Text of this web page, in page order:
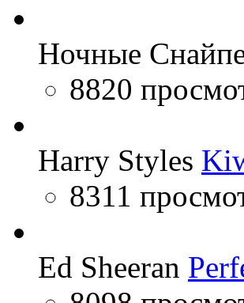
Ночные
8820
Harry Styles
8311
Ed Sheeran